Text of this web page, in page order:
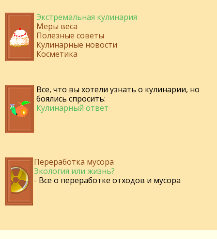
Экстремальная кулинария
Меры веса
Полезные советы
Кулинарные новости
Косметика
Все, что вы хотели узнать о кулинарии, но
боялись спросить:
Кулинарный ответ
Переработка мусора
Экология или жизнь?
- Все о переработке отходов и мусора